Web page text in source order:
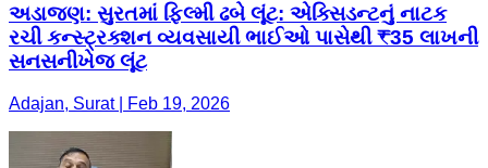
અડાજણ: ​સુરતમાં ફિલ્મી ઢબે લૂંટ: એક્સિડન્ટનું નાટક
રચી કન્સ્ટ્રક્શન વ્યવસાયી ભાઈઓ પાસેથી ₹35 લાખની
સનસનીખેજ લૂંટ
Adajan, Surat | Feb 19, 2026